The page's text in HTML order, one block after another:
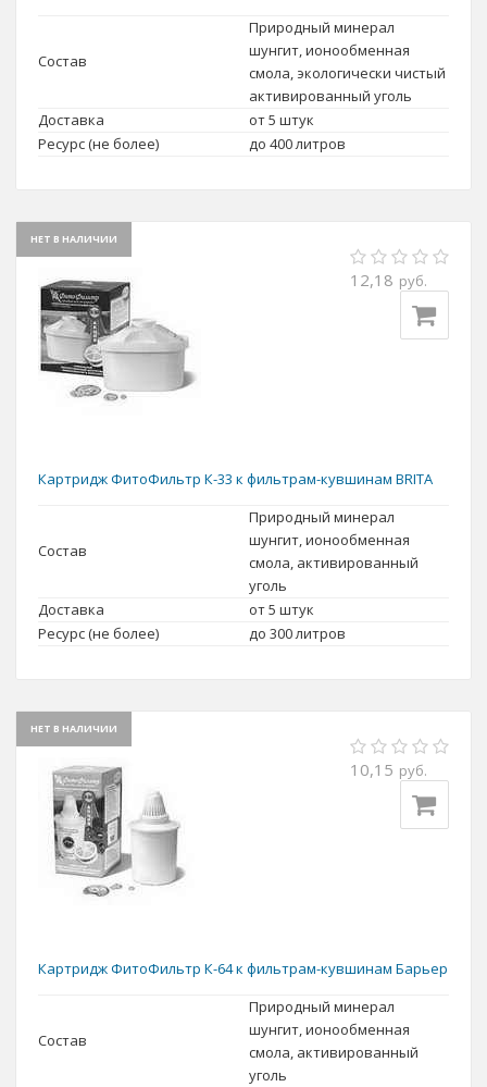
Состав
Природный минерал
шунгит, ионообменная
смола, экологически чистый
активированный уголь
Доставка
от 5 штук
Ресурс (не более)
до 400 литров
НЕТ В НАЛИЧИИ
12,18 руб.
Картридж ФитоФильтр К-33 к фильтрам-кувшинам BRITA
Состав
Природный минерал
шунгит, ионообменная
смола, активированный
уголь
Доставка
от 5 штук
Ресурс (не более)
до 300 литров
НЕТ В НАЛИЧИИ
10,15 руб.
Картридж ФитоФильтр К-64 к фильтрам-кувшинам Барьер
Состав
Природный минерал
шунгит, ионообменная
смола, активированный
уголь